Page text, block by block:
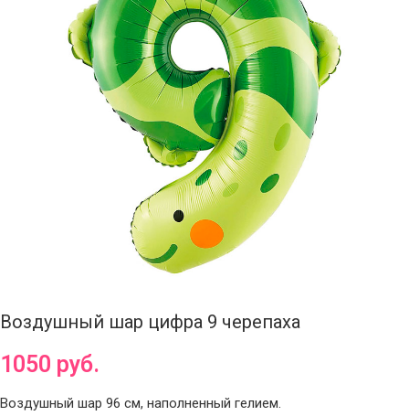
Воздушный шар цифра 9 черепаха
1050 руб.
Воздушный шар 96 см, наполненный гелием.